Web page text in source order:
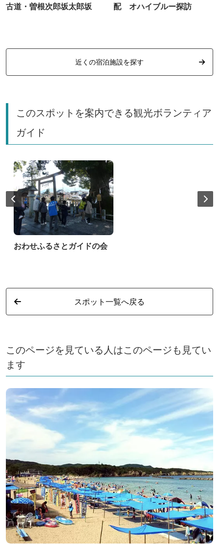
古道・曽根次郎坂太郎坂
配 オハイブルー探訪
近くの宿泊施設を探す
このスポットを案内できる観光ボランティア
ガイド
おわせふるさとガイドの会
スポット一覧へ戻る
このページを見ている人はこのページも見てい
ます